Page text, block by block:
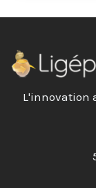
L'innovation